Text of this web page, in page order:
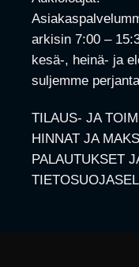
arkisin 7:00 –
kesä-, heinä- ja
suljemme
TILAUS- JA
HINNAT JA
PALAUTUKSET